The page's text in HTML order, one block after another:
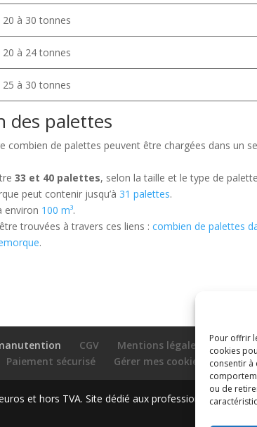
Pour offrir
cookies
consentir à
ou de
20 à 30 tonnes
20 à 24 tonnes
25 à 30 tonnes
des palettes
de palettes peuvent être chargées dans un
33 et 40 palettes, selon la taille et le type de
peut contenir jusqu’à 31 palettes.
environ 100 m³.
trouvées à travers ces liens :combien de palettes
.
CGV
Mentions légales
Paiement sécurisé Gérer mes cookies Nous
et hors TVA. Site dédié aux professionnels